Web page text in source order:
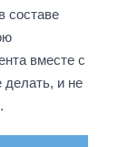
составе
вместе с
и не
.